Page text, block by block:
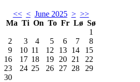
<< < June 2025 > >>
Ma Ti On To Fr Lø Sø
1
2
3 4 5 6 7
8
9
10 11 12 13 14
15
16
17 18 19 20 21
22
23
24 25 26 27 28
29
30